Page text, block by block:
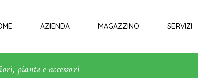
AZIENDA MAGAZZINO SERVIZI
piante e accessori